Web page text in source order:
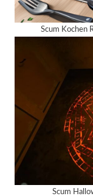
Scum Kochen
Scum